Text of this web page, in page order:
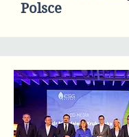
Polsce